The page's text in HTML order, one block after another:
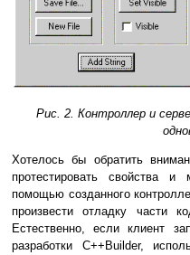
Рис. 2. Контроллер и
Хотелось бы обратить
протестировать свойства и
помощью созданного
произвести отладку части
Естественно, если клиент
разработки C++Builder,